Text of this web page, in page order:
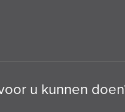
u kunnen